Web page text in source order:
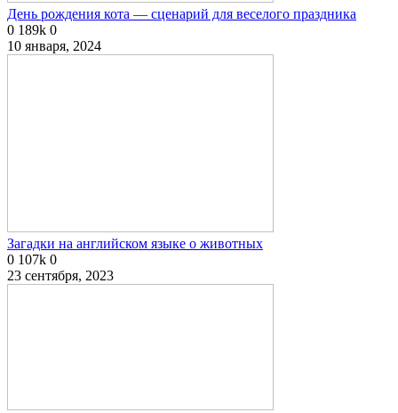
День рождения кота — сценарий для веселого праздника
0 189k 0
10 января, 2024
Загадки на английском языке о животных
0 107k 0
23 сентября, 2023